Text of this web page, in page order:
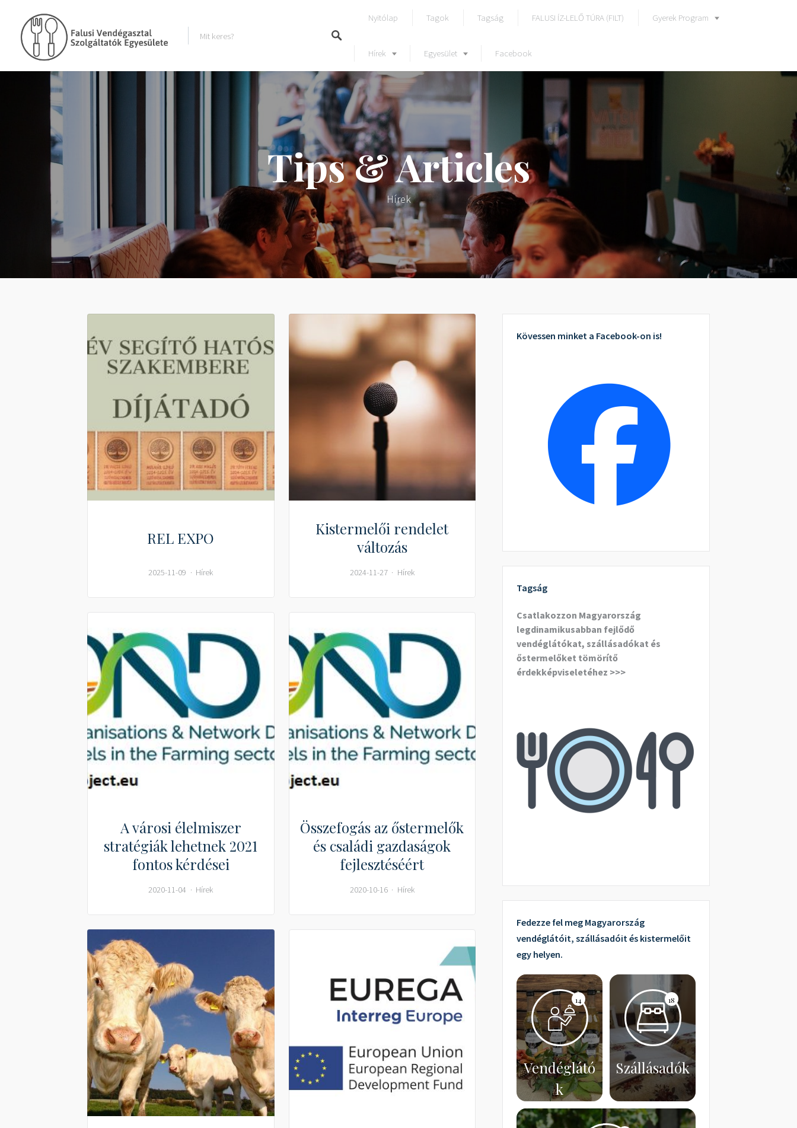
Featured Listings
Category
Nyitólap Tagok Tagság FALUSI ÍZ-LELŐ TÚRA (FILT) Gyerek Program
Hírek Egyesület Facebook
Tips & Articles
Hírek
REL EXPO
2025-11-09 Hírek
Kistermelői rendelet
változás
2024-11-27 Hírek
A városi élelmiszer
stratégiák lehetnek 2021
fontos kérdései
2020-11-04 Hírek
Összefogás az őstermelők
és családi gazdaságok
fejlesztéséért
2020-10-16 Hírek
Kövessen minket a Facebook-on is!
Tagság
Csatlakozzon Magyarország
legdinamikusabban fejlődő
vendéglátókat, szállásadókat és
őstermelőket tömörítő
érdekképviseletéhez >>>
Fedezze fel meg Magyarország
vendéglátóit, szállásadóit és kistermelőit
egy helyen.
14
Vendéglátó
k
18
Szállásadók